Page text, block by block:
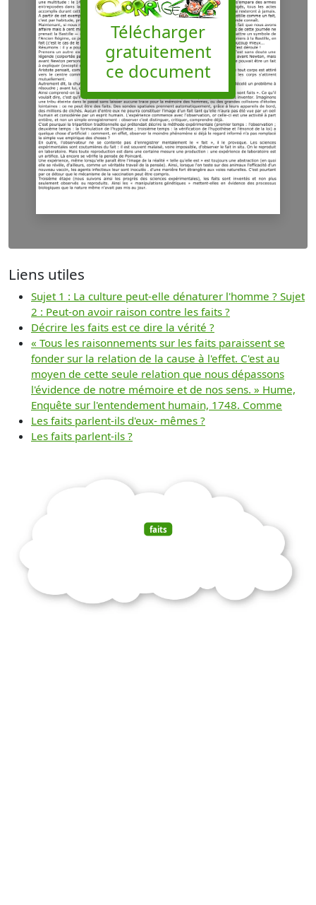
Télécharger
gratuitement
ce document
Liens utiles
Sujet 1 : La culture peut-elle dénaturer l'homme ? Sujet
2 : Peut-on avoir raison contre les faits ?
Décrire les faits est ce dire la vérité ?
« Tous les raisonnements sur les faits paraissent se
fonder sur la relation de la cause à l'effet. C'est au
moyen de cette seule relation que nous dépassons
l'évidence de notre mémoire et de nos sens. » Hume,
Enquête sur l'entendement humain, 1748. Comme
Les faits parlent-ils d'eux- mêmes ?
Les faits parlent-ils ?
faits